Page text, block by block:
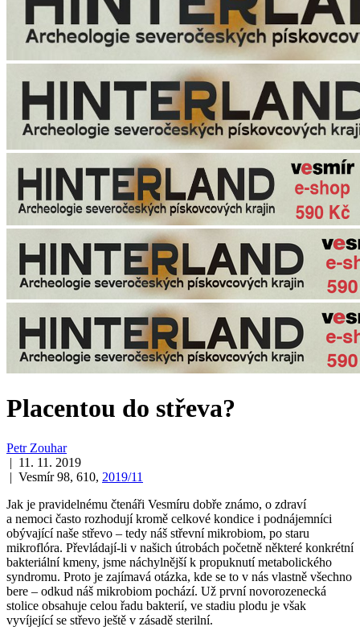
Placentou do střeva?
Petr Zouhar
| 11. 11. 2019
| Vesmír 98, 610, 2019/11
Jak je pravidelnému čtenáři Vesmíru dobře známo, o zdraví
a nemoci často rozhodují kromě celkové kondice i podnájemníci
obývající naše střevo – tedy náš střevní mikrobiom, po staru
mikroflóra. Převládají-li v našich útrobách početně některé konkrétní
bakteriální kmeny, jsme náchylnější k propuknutí metabolického
syndromu. Proto je zajímavá otázka, kde se to v nás vlastně všechno
bere – odkud náš mikrobiom pochází. Už první novorozenecká
stolice obsahuje celou řadu bakterií, ve stadiu plodu je však
vyvíjející se střevo ještě v zásadě sterilní.